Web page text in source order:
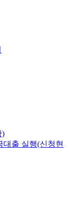
)
대출 실행(신청현